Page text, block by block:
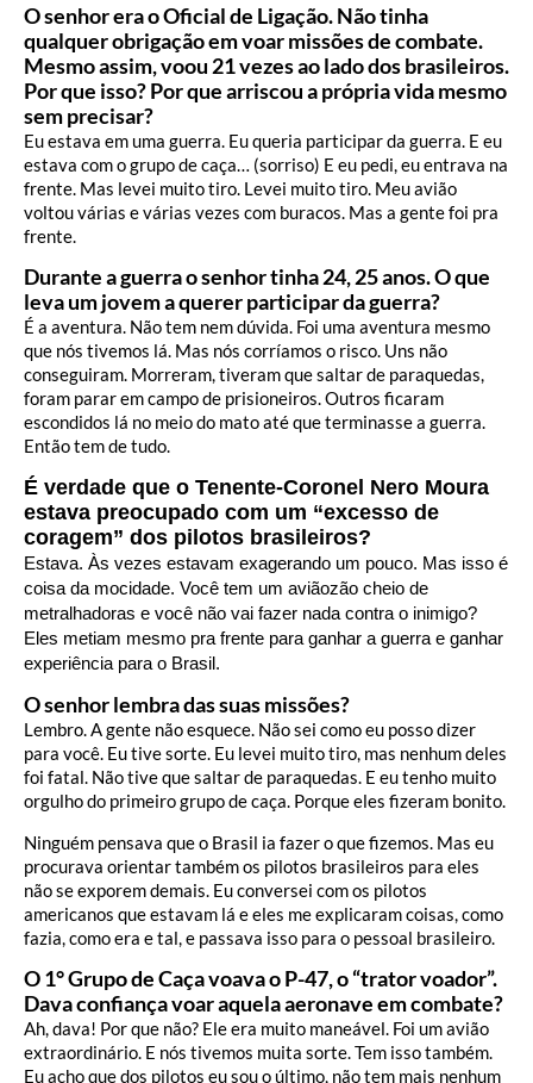
O senhor era o Oficial de Ligação. Não tinha
qualquer obrigação em voar missões de combate.
Mesmo assim, voou 21 vezes ao lado dos brasileiros.
Por que isso? Por que arriscou a própria vida mesmo
sem precisar?
Eu estava em uma guerra. Eu queria participar da guerra. E eu
estava com o grupo de caça… (sorriso) E eu pedi, eu entrava na
frente. Mas levei muito tiro. Levei muito tiro. Meu avião
voltou várias e várias vezes com buracos. Mas a gente foi pra
frente.
Durante a guerra o senhor tinha 24, 25 anos. O que
leva um jovem a querer participar da guerra?
É a aventura. Não tem nem dúvida. Foi uma aventura mesmo
que nós tivemos lá. Mas nós corríamos o risco. Uns não
conseguiram. Morreram, tiveram que saltar de paraquedas,
foram parar em campo de prisioneiros. Outros ficaram
escondidos lá no meio do mato até que terminasse a guerra.
Então tem de tudo.
É verdade que o Tenente-Coronel Nero Moura
estava preocupado com um “excesso de
coragem” dos pilotos brasileiros?
Estava. Às vezes estavam exagerando um pouco. Mas isso é
coisa da mocidade. Você tem um aviãozão cheio de
metralhadoras e você não vai fazer nada contra o inimigo?
Eles metiam mesmo pra frente para ganhar a guerra e ganhar
experiência para o Brasil.
O senhor lembra das suas missões?
Lembro. A gente não esquece. Não sei como eu posso dizer
para você. Eu tive sorte. Eu levei muito tiro, mas nenhum deles
foi fatal. Não tive que saltar de paraquedas. E eu tenho muito
orgulho do primeiro grupo de caça. Porque eles fizeram bonito.
Ninguém pensava que o Brasil ia fazer o que fizemos. Mas eu
procurava orientar também os pilotos brasileiros para eles
não se exporem demais. Eu conversei com os pilotos
americanos que estavam lá e eles me explicaram coisas, como
fazia, como era e tal, e passava isso para o pessoal brasileiro.
O 1° Grupo de Caça voava o P-47, o “trator voador”.
Dava confiança voar aquela aeronave em combate?
Ah, dava! Por que não? Ele era muito maneável. Foi um avião
extraordinário. E nós tivemos muita sorte. Tem isso também.
Eu acho que dos pilotos eu sou o último, não tem mais nenhum